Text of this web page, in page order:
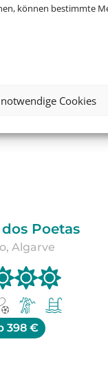
können bestimmte
Cookies
Poetas
Algarve
398 €